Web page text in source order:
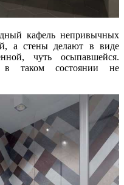
кафель непривычных
а стены делают в виде
чуть осыпавшейся.
в таком состоянии не